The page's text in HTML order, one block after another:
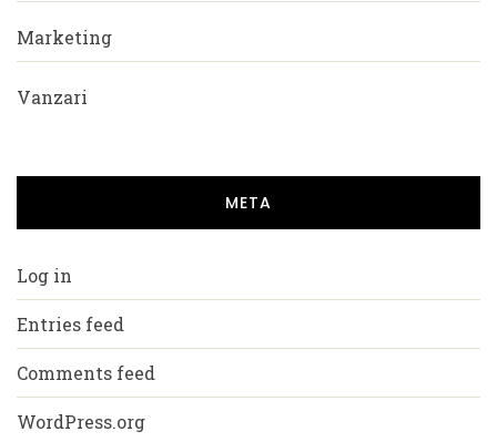
Marketing
Vanzari
META
Log in
Entries feed
Comments feed
WordPress.org